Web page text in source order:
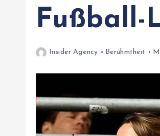
Fußball-
Insider Agency Berühmtheit